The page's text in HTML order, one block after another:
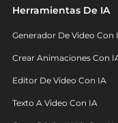
Herramientas De IA
Generador De Video Con
Crear Animaciones Con
Editor De Video Con IA
Texto A Video Con IA